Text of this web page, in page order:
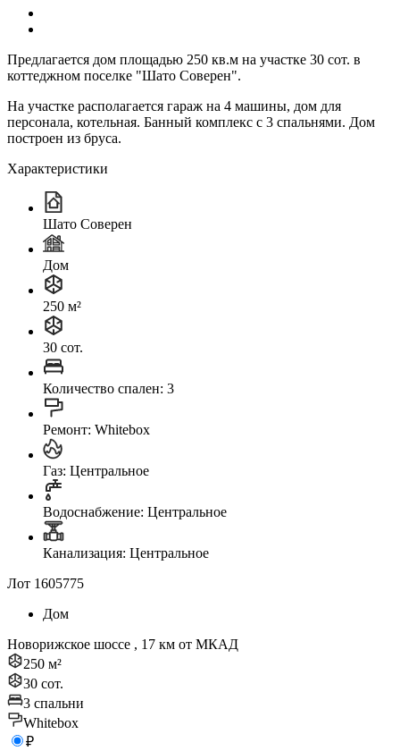
Предлагается дом площадью 250 кв.м на участке 30 сот. в
коттеджном поселке "Шато Соверен".
На участке располагается гараж на 4 машины, дом для
персонала, котельная. Банный комплекс с 3 спальнями. Дом
построен из бруса.
Характеристики
Шато Соверен
Дом
250 м²
30 сот.
Количество спален: 3
Ремонт: Whitebox
Газ: Центральное
Водоснабжение: Центральное
Канализация: Центральное
Лот 1605775
Дом
Новорижское шоссе , 17 км от МКАД
250 м²
30 сот.
3 спальни
Whitebox
₽